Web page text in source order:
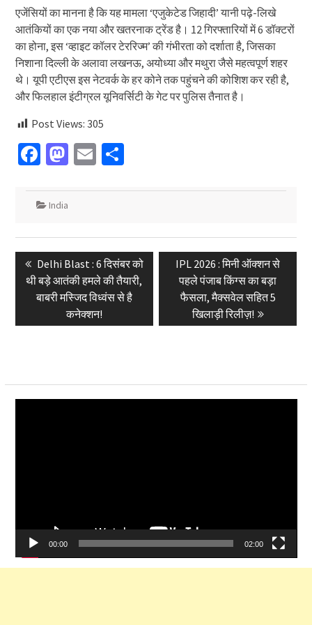
एजेंसियों का मानना है कि यह मामला ‘एजुकेटेड जिहादी’ यानी पढ़े-लिखे
आतंकियों का एक नया और खतरनाक ट्रेंड है। 12 गिरफ्तारियों में 6 डॉक्टरों
का होना, इस ‘व्हाइट कॉलर टेररिज्म’ की गंभीरता को दर्शाता है, जिसका
निशाना दिल्ली के अलावा लखनऊ, अयोध्या और मथुरा जैसे महत्वपूर्ण शहर
थे। यूपी एटीएस इस नेटवर्क के हर कोने तक पहुंचने की कोशिश कर रही है,
और फिलहाल इंटीग्रल यूनिवर्सिटी के गेट पर पुलिस तैनात है।
Post Views: 305
Facebook
Mastodon
EmailShare
India
navigation
Previous
post:
Delhi Blast : 6 दिसंबर को
थी बड़े आतंकी हमले की तैयारी,
बाबरी मस्जिद विध्वंस से है
कनेक्शन!
Next
post:
IPL 2026 : मिनी ऑक्शन से
पहले पंजाब किंग्स का बड़ा
फैसला, मैक्सवेल सहित 5
खिलाड़ी रिलीज़!
00:00 02:00